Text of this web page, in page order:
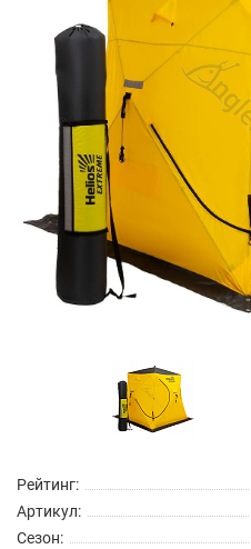
Рейтинг:
Артикул:
Сезон: